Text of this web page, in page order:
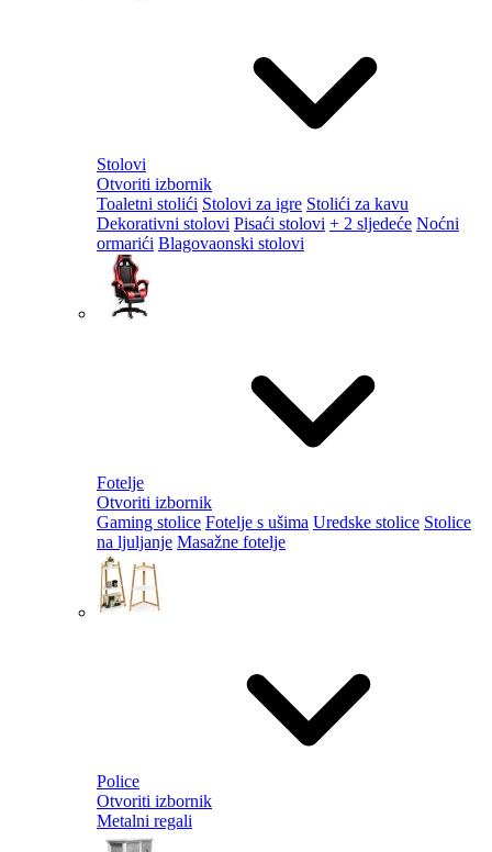
Stolovi
Otvoriti izbornik
Toaletni stolići Stolovi za igre Stolići za kavu
Dekorativni stolovi Pisaći stolovi + 2 sljedeće Noćni
ormarići Blagovaonski stolovi
Fotelje
Otvoriti izbornik
Gaming stolice Fotelje s ušima Uredske stolice Stolice
na ljuljanje Masažne fotelje
Police
Otvoriti izbornik
Metalni regali